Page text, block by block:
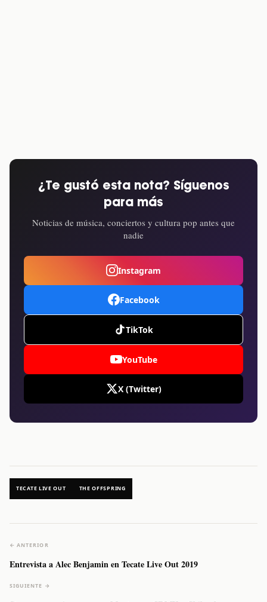
¿Te gustó esta nota? Síguenos
para más
Noticias de música, conciertos y cultura pop antes que
nadie
Instagram
Facebook
TikTok
YouTube
X (Twitter)
TECATE LIVE OUT THE OFFSPRING
← ANTERIOR
Entrevista a Alec Benjamin en Tecate Live Out 2019
SIGUIENTE →